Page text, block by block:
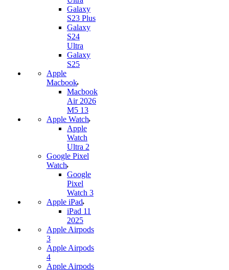
Galaxy
S23 Plus
Galaxy
S24
Ultra
Galaxy
S25
Apple
Macbook
Macbook
Air 2026
M5 13
Apple Watch
Apple
Watch
Ultra 2
Google Pixel
Watch
Google
Pixel
Watch 3
Apple iPad
iPad 11
2025
Apple Airpods
3
Apple Airpods
4
Apple Airpods